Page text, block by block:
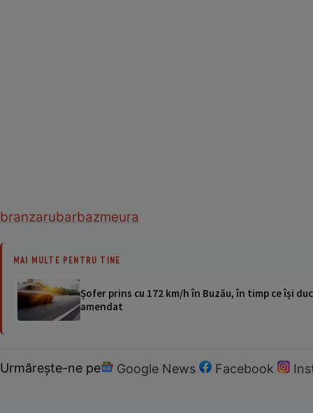
branzarubarbazmeura
MAI MULTE PENTRU TINE
Șofer prins cu 172 km/h în Buzău, în timp ce își
amendat
Urmărește-ne pe Google News Facebook